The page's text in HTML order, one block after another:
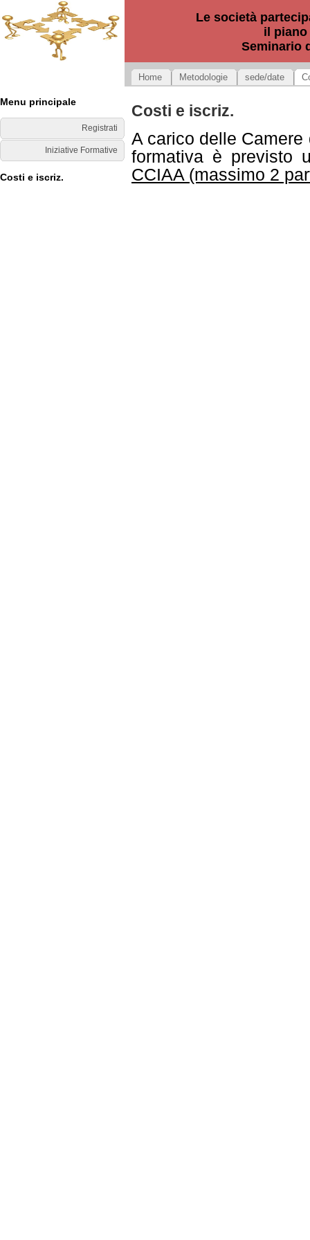
Le società
il piano
Seminario
Home Metodologie sede/date
Menu principale
Registrati
Iniziative Formative
Costi e iscriz.
Costi e iscriz.
A carico delle Camere
formativa è previsto
CCIAA (massimo 2